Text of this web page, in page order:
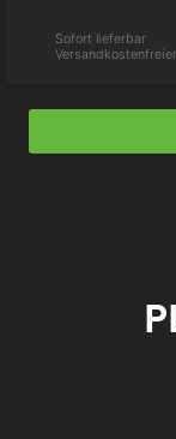
Sofort lieferbar